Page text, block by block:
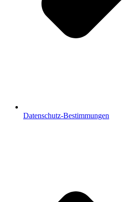
Datenschutz-Bestimmungen